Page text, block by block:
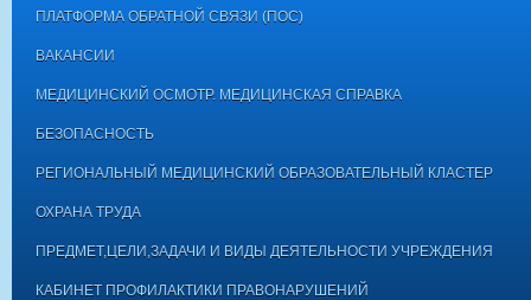
ПЛАТФОРМА ОБРАТНОЙ СВЯЗИ (ПОС)
ВАКАНСИИ
МЕДИЦИНСКИЙ ОСМОТР. МЕДИЦИНСКАЯ СПРАВКА
БЕЗОПАСНОСТЬ
РЕГИОНАЛЬНЫЙ МЕДИЦИНСКИЙ ОБРАЗОВАТЕЛЬНЫЙ КЛАСТЕР
ОХРАНА ТРУДА
ПРЕДМЕТ,ЦЕЛИ,ЗАДАЧИ И ВИДЫ ДЕЯТЕЛЬНОСТИ УЧРЕЖДЕНИЯ
КАБИНЕТ ПРОФИЛАКТИКИ ПРАВОНАРУШЕНИЙ